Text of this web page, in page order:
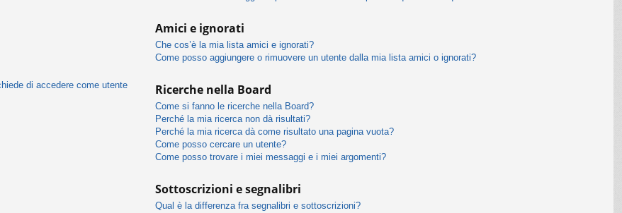
di accedere come utente
Amici e ignorati
Che cos’è la mia lista amici e ignorati?
Come posso aggiungere o rimuovere un utente dalla mia lista amici o ignorati?
Ricerche nella Board
Come si fanno le ricerche nella Board?
Perché la mia ricerca non dà risultati?
Perché la mia ricerca dà come risultato una pagina vuota?
Come posso cercare un utente?
Come posso trovare i miei messaggi e i miei argomenti?
Sottoscrizioni e segnalibri
Qual è la differenza fra segnalibri e sottoscrizioni?